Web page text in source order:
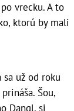
vrecku. A to
ktorú by mali
už od roku
Šou,
Dangl, si